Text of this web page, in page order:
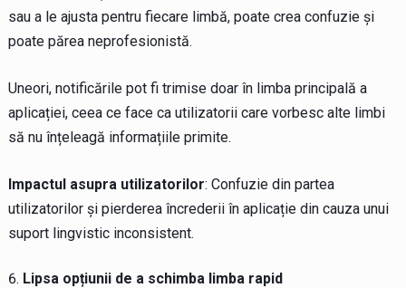
sau a le ajusta pentru fiecare limbă, poate crea confuzie și
poate părea neprofesionistă.
Uneori, notificările pot fi trimise doar în limba principală a
aplicației, ceea ce face ca utilizatorii care vorbesc alte limbi
să nu înțeleagă informațiile primite.
Impactul asupra utilizatorilor: Confuzie din partea
utilizatorilor și pierderea încrederii în aplicație din cauza unui
suport lingvistic inconsistent.
Lipsa opțiunii de a schimba limba rapid